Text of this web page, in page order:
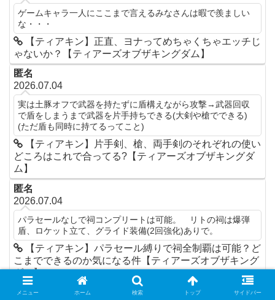
ゲームキャラ一人にここまで言えるみなさんは暇で羨ましい
な・・・
【ティアキン】正直、ヨナってめちゃくちゃエッチじ
ゃないか？【ティアーズオブザキングダム】
匿名
2026.07.04
実は土豚オフで武器を持たずに盾構えながら攻撃→武器回収
で盾をしまうまで武器を片手持ちできる(大剣や槍でできる)
(ただ盾も同時に持てるってこと)
【ティアキン】片手剣、槍、両手剣のそれぞれの使い
どころはこれで合ってる?【ティアーズオブザキングダ
ム】
匿名
2026.07.04
パラセールなしで祠コンプリートは可能。 リトの祠は爆弾
盾、ロケット立て、グライド装備(2回強化)ありで。
【ティアキン】パラセール縛りで祠全制覇は可能？ど
こまでできるのか気になる件【ティアーズオブザキング
ダム】
匿名
メニュー ホーム 検索 トップ サイドバー